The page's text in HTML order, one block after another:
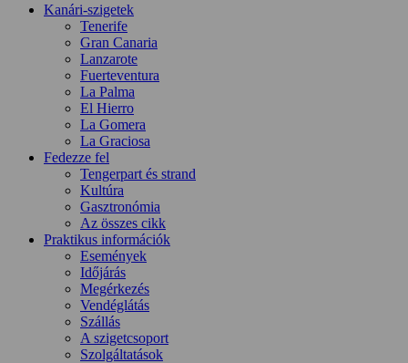
Kanári-szigetek
Tenerife
Gran Canaria
Lanzarote
Fuerteventura
La Palma
El Hierro
La Gomera
La Graciosa
Fedezze fel
Tengerpart és strand
Kultúra
Gasztronómia
Az összes cikk
Praktikus információk
Események
Időjárás
Megérkezés
Vendéglátás
Szállás
A szigetcsoport
Szolgáltatások